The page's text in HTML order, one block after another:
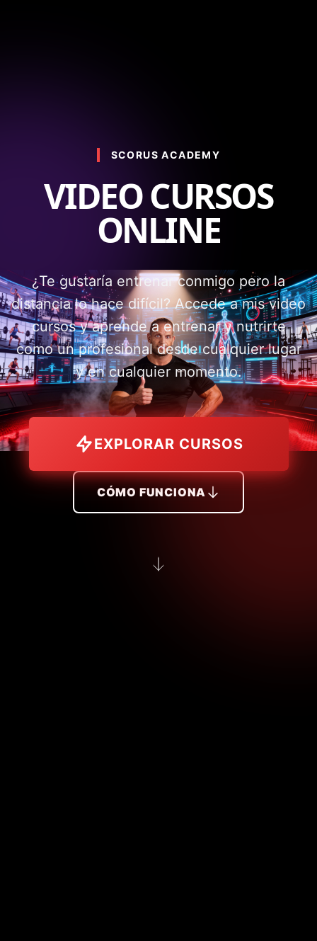
SCORUS ACADEMY
VIDEO CURSOS
ONLINE
¿Te gustaría entrenar conmigo pero la
distancia lo hace difícil? Accede a mis video
cursos y aprende a entrenar y nutrirte
como un profesional desde cualquier lugar
y en cualquier momento.
EXPLORAR CURSOS
CÓMO FUNCIONA